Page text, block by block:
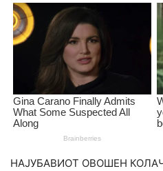
НАЈУБАВИОТ ОВОШЕН